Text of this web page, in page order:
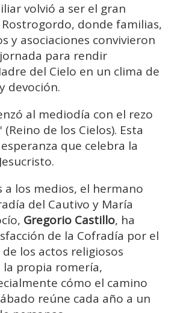
volvió a ser el gran
donde familias,
y asociaciones convivieron
para rendir
del Cielo en un clima de
devoción.
al mediodía con el rezo
de los Cielos). Esta
que celebra la
a los medios, el hermano
del Cautivo y María
Gregorio Castillo, ha
de la Cofradía por el
los actos religiosos
la propia romería,
cómo el camino
reúne cada año a un